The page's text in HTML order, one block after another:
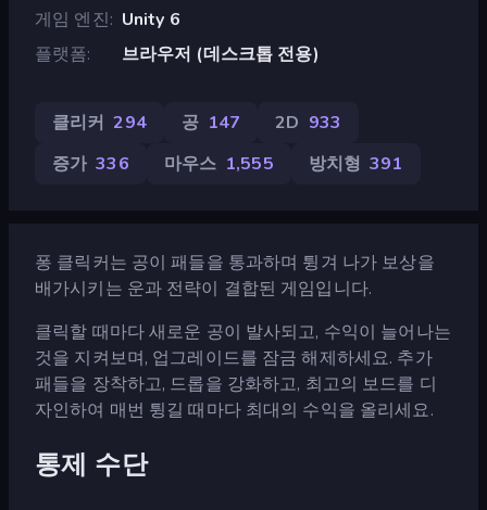
게임 엔진
Unity 6
플랫폼
브라우저 (데스크톱 전용)
클리커 294 공 147 2D 933
증가 336 마우스 1,555 방치형 391
퐁 클릭커는 공이 패들을 통과하며 튕겨 나가 보상을
배가시키는 운과 전략이 결합된 게임입니다.
클릭할 때마다 새로운 공이 발사되고, 수익이 늘어나는
것을 지켜보며, 업그레이드를 잠금 해제하세요. 추가
패들을 장착하고, 드롭을 강화하고, 최고의 보드를 디
자인하여 매번 튕길 때마다 최대의 수익을 올리세요.
통제 수단